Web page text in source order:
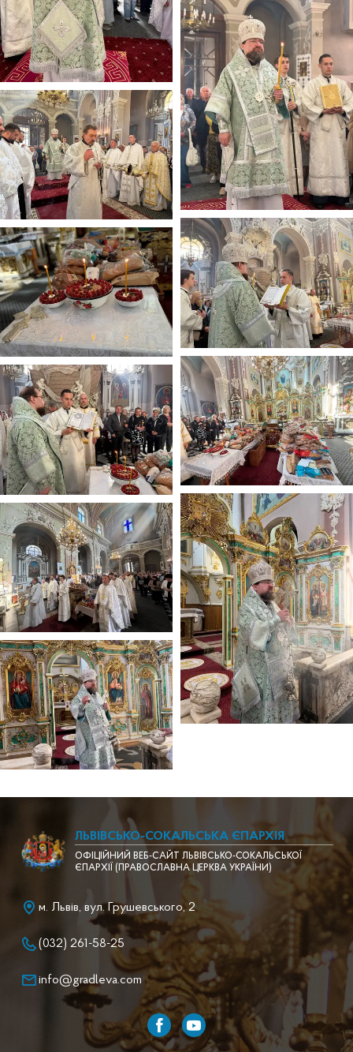
ЛЬВІВСЬКО-СОКАЛЬСЬКА ЄПАРХІЯ
ОФІЦІЙНИЙ ВЕБ-САЙТ ЛЬВІВСЬКО-СОКАЛЬСЬКОЇ
ЄПАРХІЇ (ПРАВОСЛАВНА ЦЕРКВА УКРАЇНИ)
м. Львів, вул. Грушевського, 2
(032) 261-58-25
info@gradleva.com